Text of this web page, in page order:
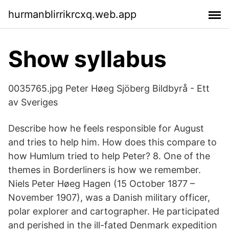
hurmanblirrikrcxq.web.app
Show syllabus
0035765.jpg Peter Høeg Sjöberg Bildbyrå - Ett
av Sveriges
Describe how he feels responsible for August
and tries to help him. How does this compare to
how Humlum tried to help Peter? 8. One of the
themes in Borderliners is how we remember.
Niels Peter Høeg Hagen (15 October 1877 –
November 1907), was a Danish military officer,
polar explorer and cartographer. He participated
and perished in the ill-fated Denmark expedition